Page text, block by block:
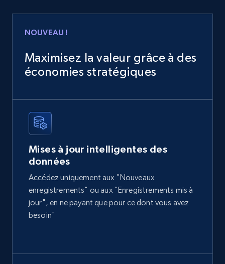
Sku, Product id, Product name, Manufacturer,
and more.
2.1K+
Amazon products global dataset
Title, Seller name, Brand, Description, Initial
price, Currency, Availability, Reviews count, and
more.
NOUVEAU !
Maximisez la valeur grâce à des
économies stratégiques
Mises à jour intelligentes des
données
Accédez uniquement aux "Nouveaux
enregistrements" ou aux "Enregistrements mis à
jour", en ne payant que pour ce dont vous avez
besoin"